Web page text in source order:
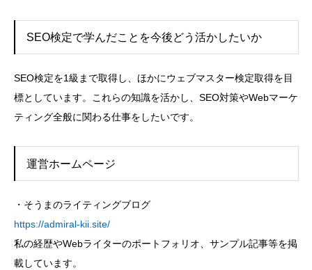
SEO検定で学んだことを今後どう活かしたいか
SEO検定を1級まで取得し、ほかにウェブマスター検定取得を目
標としています。これらの知識を活かし、SEO対策やWebマーケ
ティング全般に関わる仕事をしたいです。
運営ホームページ
・そうまのライティングブログ
https://admiral-kii.site/
私の経歴やWebライターのポートフォリオ、サンプル記事等を掲
載しています。